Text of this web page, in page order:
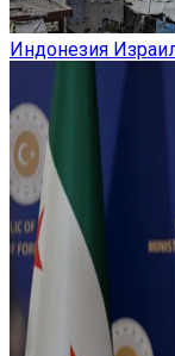
Индонезия